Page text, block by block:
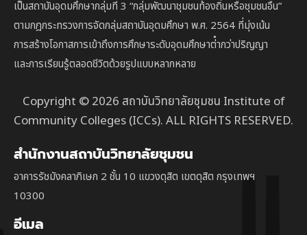
เป็นสถาบันอุดมศึกษากลุ่มที่ 3 “กลุ่มพัฒนาชุมชนท้องถิ่นหรือชุมชนอื่น”
ตามกฎกระทรวงการจัดกลุ่มสถาบันอุดมศึกษา พ.ศ. 2564 ที่มุ่งเน้น
การสร้างโอกาสการเข้าถึงการศึกษาระดับอุดมศึกษาต่ํากว่าปริญญา
และการเรียนรู้ตลอดชีวิตด้วยรูปแบบหลากหลาย
Copyright © 2026 สถาบันวิทยาลัยชุมชน Institute of
Community Colleges (ICCs). ALL RIGHTS RESERVED.
สำนักงานสถาบันวิทยาลัยชุมชน
อาคารรัชมังคลาภิเษก 2 ชั้น 10 แขวงดุสิต เขตดุสิต กรุงเทพฯ
10300
อีเมล